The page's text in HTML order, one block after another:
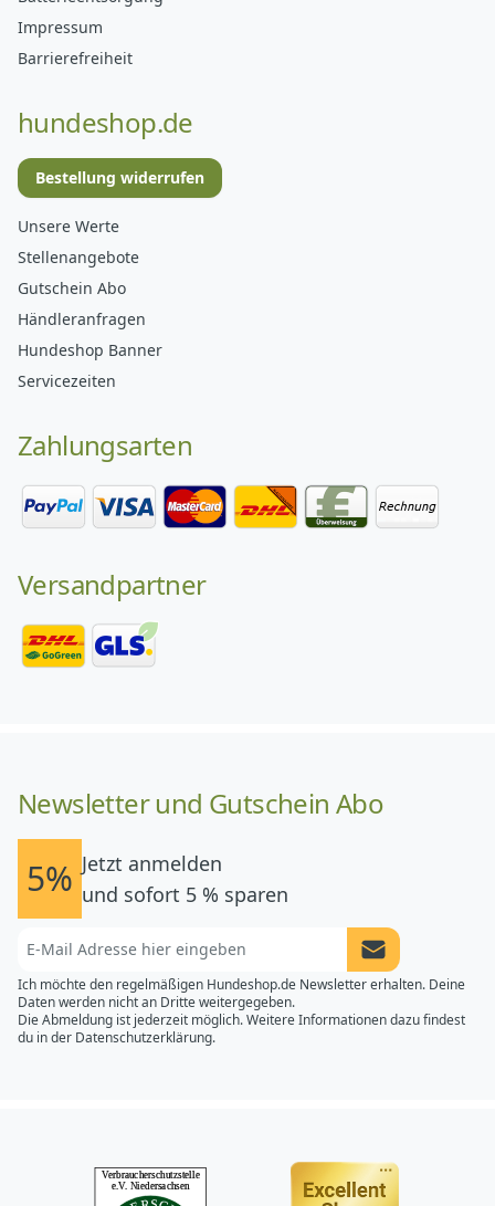
Impressum
Barrierefreiheit
hundeshop.de
Bestellung widerrufen
Unsere Werte
Stellenangebote
Gutschein Abo
Händleranfragen
Hundeshop Banner
Servicezeiten
Zahlungsarten
Versandpartner
Newsletter und Gutschein Abo
5% Jetzt anmelden
und sofort 5 % sparen
Newsletter
Ich möchte den regelmäßigen Hundeshop.de Newsletter erhalten. Deine
Daten werden nicht an Dritte weitergegeben.
Die Abmeldung ist jederzeit möglich. Weitere Informationen dazu findest
du in der Datenschutzerklärung.